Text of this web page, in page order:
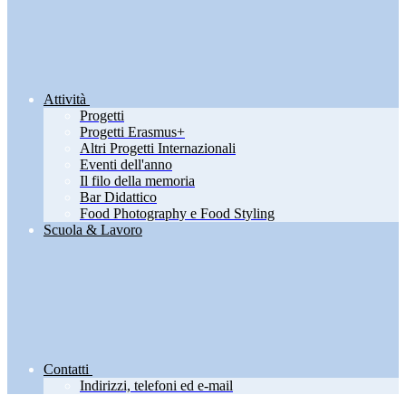
Attività
Progetti
Progetti Erasmus+
Altri Progetti Internazionali
Eventi dell'anno
Il filo della memoria
Bar Didattico
Food Photography e Food Styling
Scuola & Lavoro
Contatti
Indirizzi, telefoni ed e-mail